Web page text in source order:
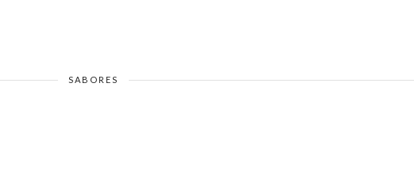
SABORES